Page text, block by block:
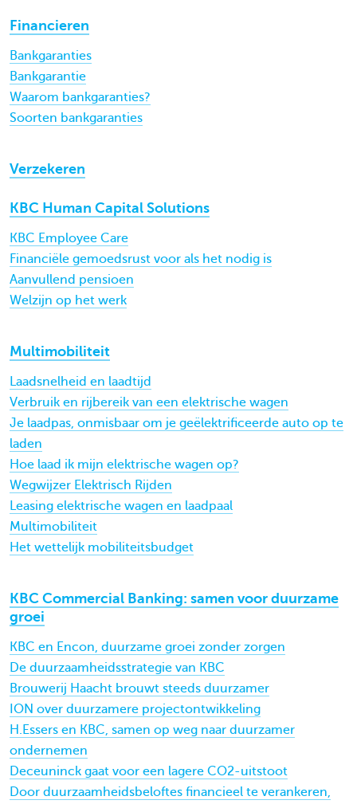
Financieren
Bankgaranties
Bankgarantie
Waarom bankgaranties?
Soorten bankgaranties
Verzekeren
KBC Human Capital Solutions
KBC Employee Care
Financiële gemoedsrust voor als het nodig is
Aanvullend pensioen
Welzijn op het werk
Multimobiliteit
Laadsnelheid en laadtijd
Verbruik en rijbereik van een elektrische wagen
Je laadpas, onmisbaar om je geëlektrificeerde auto op te
laden
Hoe laad ik mijn elektrische wagen op?
Wegwijzer Elektrisch Rijden
Leasing elektrische wagen en laadpaal
Multimobiliteit
Het wettelijk mobiliteitsbudget
KBC Commercial Banking: samen voor duurzame
groei
KBC en Encon, duurzame groei zonder zorgen
De duurzaamheidsstrategie van KBC
Brouwerij Haacht brouwt steeds duurzamer
ION over duurzamere projectontwikkeling
H.Essers en KBC, samen op weg naar duurzamer
ondernemen
Deceuninck gaat voor een lagere CO2-uitstoot
Door duurzaamheidsbeloftes financieel te verankeren,